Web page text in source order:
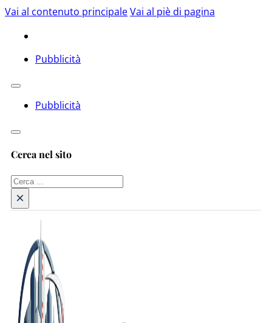
Vai al contenuto principaleVai al piè di pagina
Pubblicità
Pubblicità
Cerca nel sito
Cerca
×